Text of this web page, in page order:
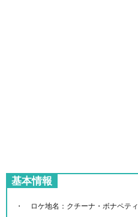
基本情報
ロケ地名：クチーナ・ボナペティ